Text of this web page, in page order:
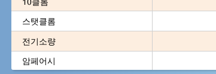
스탯클롬
전기소량
암페어시